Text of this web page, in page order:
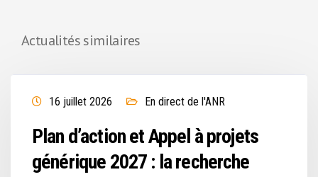
Actualités similaires
16 juillet 2026 En direct de l'ANR
Plan d’action et Appel à projets
générique 2027 : la recherche